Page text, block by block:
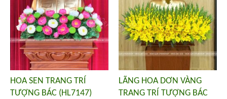
HOA SEN TRANG TRÍ
TƯỢNG BÁC (HL7147)
LÃNG HOA DƠN VÀNG
TRANG TRÍ TƯỢNG BÁC